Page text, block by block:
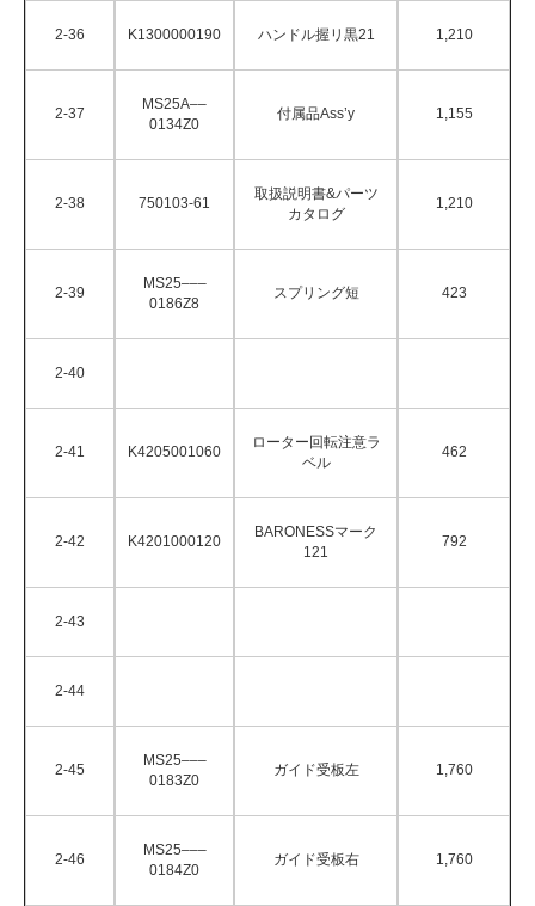
2-36 K1300000190 ハンドル握リ黒21 1,210
2-37
MS25A––
0134Z0
付属品Ass’y 1,155
2-38 750103-61
取扱説明書&パーツ
カタログ
1,210
2-39
MS25–––
0186Z8
スプリング短 423
2-40
2-41 K4205001060
ローター回転注意ラ
ベル
462
2-42 K4201000120
BARONESSマーク
121
792
2-43
2-44
2-45
MS25–––
0183Z0
ガイド受板左 1,760
2-46
MS25–––
0184Z0
ガイド受板右 1,760